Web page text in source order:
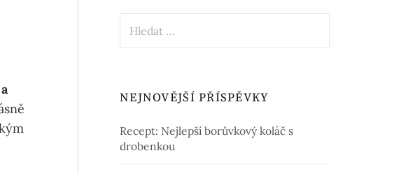
NEJNOVĚJŠÍ PŘÍSPĚVKY
Recept: Nejlepší borůvkový koláč s
drobenkou